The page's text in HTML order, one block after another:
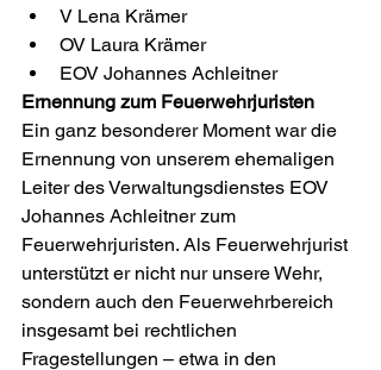
V Lena Krämer
OV Laura Krämer
EOV Johannes Achleitner
Ernennung zum Feuerwehrjuristen
Ein ganz besonderer Moment war die
Ernennung von unserem ehemaligen
Leiter des Verwaltungsdienstes EOV
Johannes Achleitner zum
Feuerwehrjuristen. Als Feuerwehrjurist
unterstützt er nicht nur unsere Wehr,
sondern auch den Feuerwehrbereich
insgesamt bei rechtlichen
Fragestellungen – etwa in den